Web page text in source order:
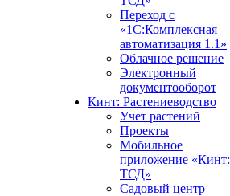
Переход с
«1С:Комплексная
автоматизация 1.1»
Облачное решение
Электронный
документооборот
Кинт: Растениеводство
Учет растений
Проекты
Мобильное
приложение «Кинт:
ТСД»
Садовый центр